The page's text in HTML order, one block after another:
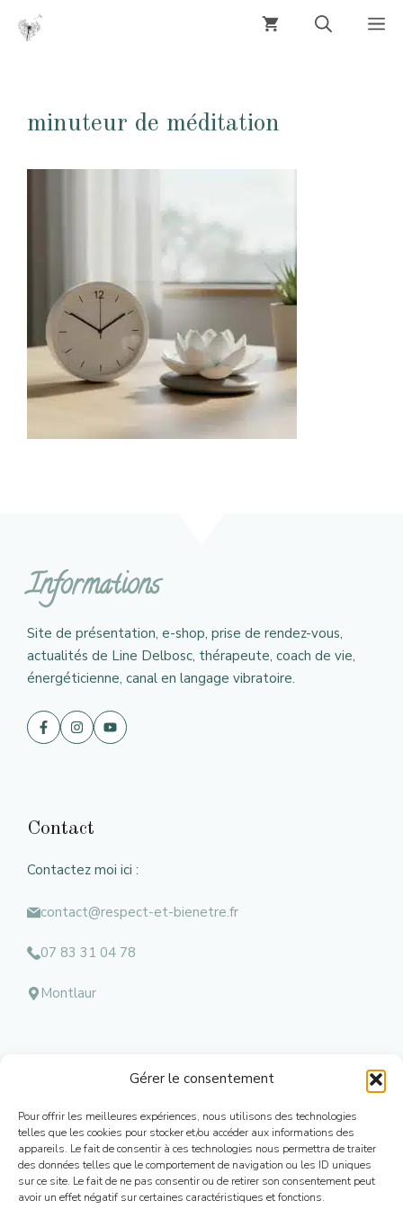
Gérer le consentement
Pour offrir les meilleures expériences, nous utilisons des technologies
telles que les cookies pour stocker et/ou accéder aux informations des
appareils. Le fait de consentir à ces technologies nous permettra de traiter
des données telles que le comportement de navigation ou les ID uniques
sur ce site. Le fait de ne pas consentir ou de retirer son consentement peut
avoir un effet négatif sur certaines caractéristiques et fonctions.
minuteur de méditation
Informations
Site de présentation, e-shop, prise de rendez-vous,
actualités de Line Delbosc, thérapeute, coach de vie,
énergéticienne, canal en langage vibratoire.
Contact
Contactez moi ici :
contact@respect-et-bienetre.fr
07 83 31 04 78
Montlaur
Mentions légales
Contacts
Conditions Générales de Ventes
Mon Compte